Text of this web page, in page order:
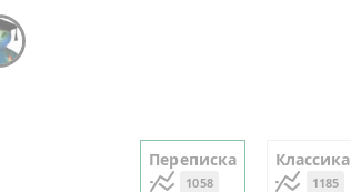
Переписка
1058
Классика
1185